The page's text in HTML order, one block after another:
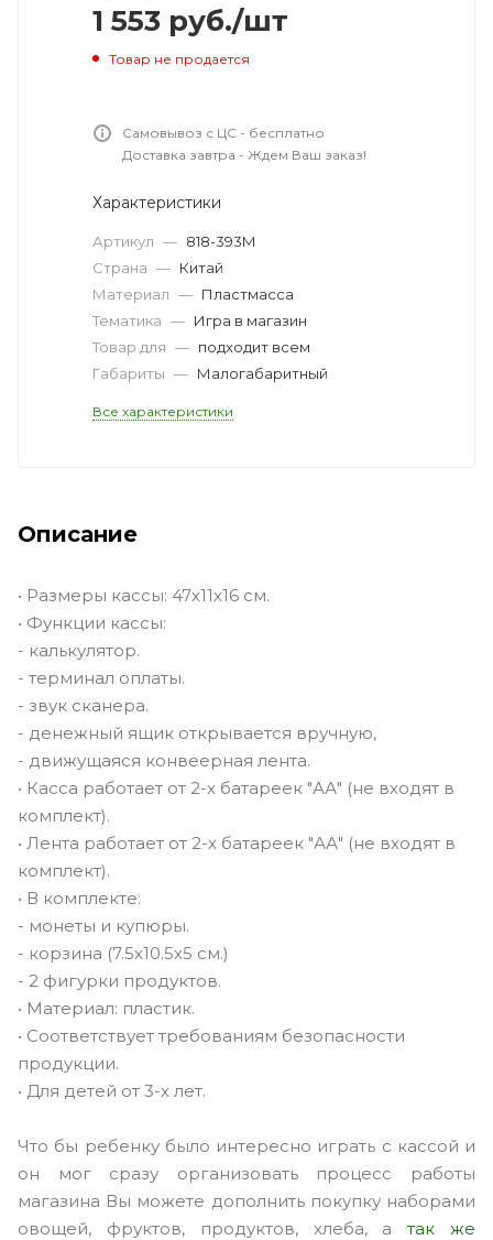
1 553 руб./шт
Товар не продается
Самовывоз с ЦС - бесплатно
Доставка завтра - Ждем Ваш заказ!
Характеристики
Артикул — 818-393M
Страна — Китай
Материал — Пластмасса
Тематика — Игра в магазин
Товар для — подходит всем
Габариты — Малогабаритный
Все характеристики
Описание
• Размеры кассы: 47х11х16 см.
• Функции кассы:
- калькулятор.
- терминал оплаты.
- звук сканера.
- денежный ящик открывается вручную,
- движущаяся конвеерная лента.
• Касса работает от 2-х батареек "АА" (не входят в
комплект).
• Лента работает от 2-х батареек "АА" (не входят в
комплект).
• В комплекте:
- монеты и купюры.
- корзина (7.5х10.5х5 см.)
- 2 фигурки продуктов.
• Материал: пластик.
• Соответствует требованиям безопасности
продукции.
• Для детей от 3-х лет.
Что бы ребенку было интересно играть с кассой и
он мог сразу организовать процесс работы
магазина Вы можете дополнить покупку наборами
овощей, фруктов, продуктов, хлеба, атак же